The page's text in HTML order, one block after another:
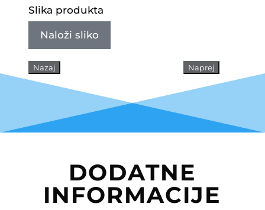
Slika produkta
Naloži sliko
Nazaj Naprej
DODATNE
INFORMACIJE